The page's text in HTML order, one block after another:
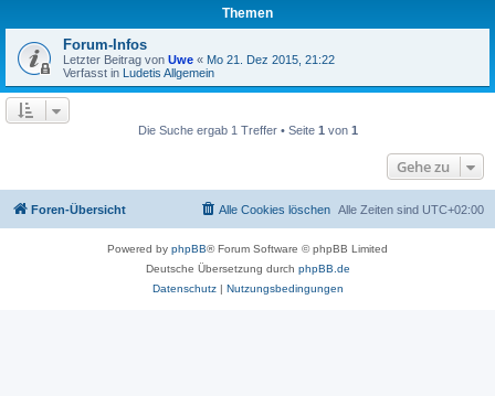
Themen
Forum-Infos
Letzter Beitrag von Uwe « Mo 21. Dez 2015, 21:22
Verfasst in Ludetis Allgemein
Die Suche ergab 1 Treffer • Seite 1 von 1
Gehe zu
Foren-Übersicht Alle Zeiten sind UTC+02:00
Alle Cookies löschen
Powered by phpBB® Forum Software © phpBB Limited
Deutsche Übersetzung durch phpBB.de
Datenschutz| Nutzungsbedingungen